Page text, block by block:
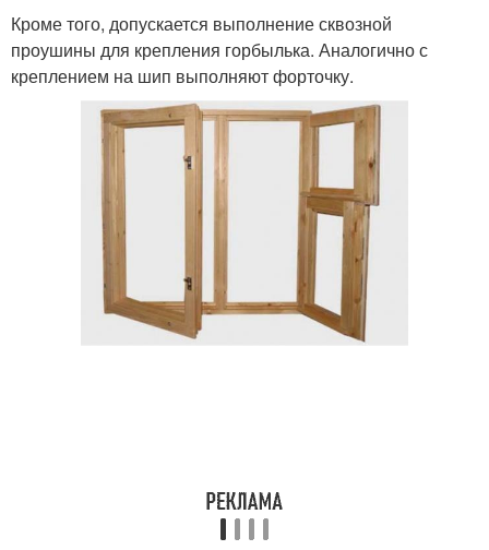
Кроме того, допускается выполнение сквозной
проушины для крепления горбылька. Аналогично с
креплением на шип выполняют форточку.